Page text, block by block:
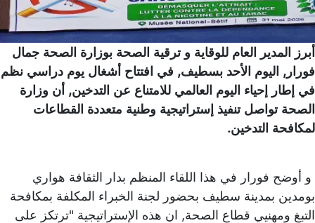
أبرز المدير العام للوقاية و ترقية الصحة بوزارة الصحة جمال
فورار, اليوم الأحد بسطيف, في افتتاح أشغال يوم دراسي نظم
في إطار إحياء اليوم العالمي للامتناع عن التدخين, أن وزارة
الصحة تواصل تنفيذ إستراتيجية وطنية متعددة القطاعات
لمكافحة التدخين.
و أوضح فورار في هذا اللقاء المنظم بدار الثقافة هواري
بومدين بمدينة سطيف بحضور لجنة الخبراء المكلفة بمكافحة
التبغ ومهنيي قطاع الصحة, ان هذه الإستراتيجية "ترتكز على